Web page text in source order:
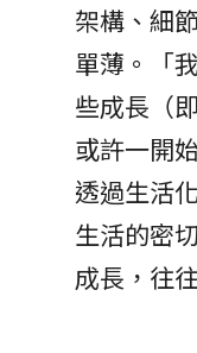
架構、細
單薄。「
些成長（
或許一開
透過生活
生活的密
成長，往